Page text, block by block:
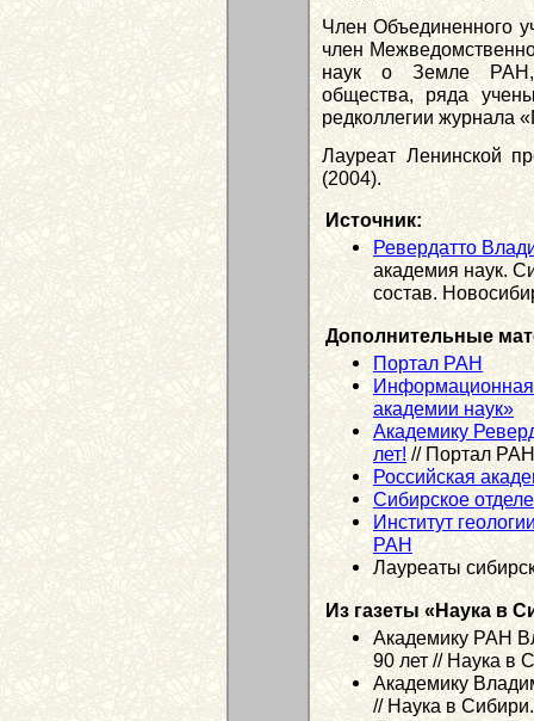
Член Объединенного
член
наук о Земле РАН,
общества, ряда
редколлегии журнала
Лауреат Ленинской
(2004).
Источник:
Ревердатто
академия наук.
состав.
Дополнительные
Портал РАН
Информационная
академии наук»
Академику
лет! // Портал РАН
Российская
Сибирское
Институт
РАН
Лауреаты
Из газеты «Наука в
Академику РАН
90 лет // Наука в
Академику
// Наука в